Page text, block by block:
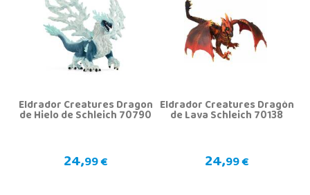
Eldrador Creatures Dragon
de Hielo de Schleich 70790
24,99 €
Eldrador Creatures Dragón
de Lava Schleich 70138
24,99 €